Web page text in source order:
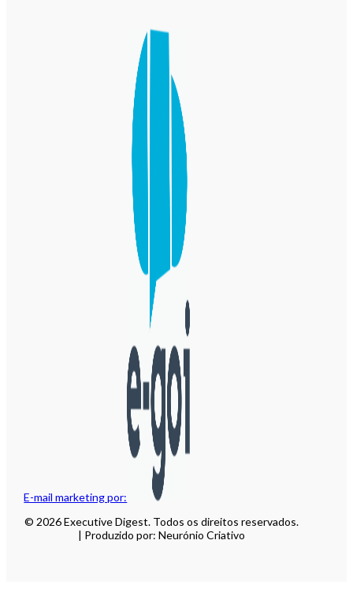
E-mail marketing por:
© 2026 Executive Digest. Todos os direitos reservados.
| Produzido por: Neurónio Criativo